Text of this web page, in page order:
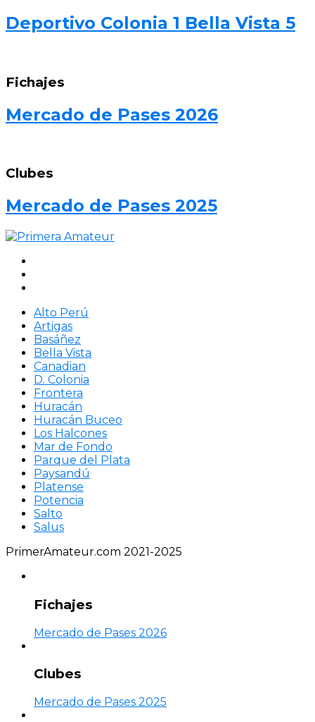
Deportivo Colonia 1 Bella Vista 5
Fichajes
Mercado de Pases 2026
Clubes
Mercado de Pases 2025
Alto Perú
Artigas
Basáñez
Bella Vista
Canadian
D. Colonia
Frontera
Huracán
Huracán Buceo
Los Halcones
Mar de Fondo
Parque del Plata
Paysandú
Platense
Potencia
Salto
Salus
PrimerAmateur.com 2021-2025
Fichajes
Mercado de Pases 2026
Clubes
Mercado de Pases 2025